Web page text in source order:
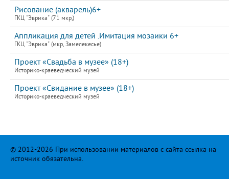
Рисование (акварель)6+
ГКЦ "Эврика" (71 мкр,)
Аппликация для детей .Имитация мозаики 6+
ГКЦ "Эврика" (мкр, Замелекесье)
Проект «Свадьба в музее» (18+)
Историко-краеведческий музей
Проект «Свидание в музее» (18+)
Историко-краеведческий музей
© 2012-2026 При использовании материалов с сайта ссылка на
источник обязательна.